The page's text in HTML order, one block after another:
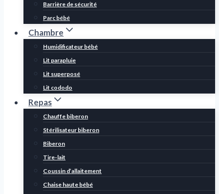
Barrière de sécurité
Parc bébé
Chambre
Humidificateur bébé
Lit parapluie
Lit superposé
Lit cododo
Repas
Chauffe biberon
Stérilisateur biberon
Biberon
Tire-lait
Coussin d’allaitement
Chaise haute bébé